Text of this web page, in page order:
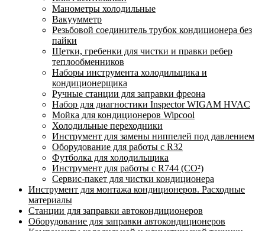
Манометры холодильные
Вакуумметр
Резьбовой соединитель трубок кондиционера без
пайки
Щетки, гребенки для чистки и правки ребер
теплообменников
Наборы инструмента холодильщика и
кондиционерщика
Ручные станции для заправки фреона
Набор для диагностики Inspector WIGAM HVAC
Мойка для кондиционеров Wipcool
Холодильные переходники
Инструмент для замены ниппелей под давлением
Оборудование для работы с R32
Футболка для холодильщика
Инструмент для работы с R744 (CO²)
Сервис-пакет для чистки кондиционера
Инструмент для монтажа кондиционеров. Расходные
материалы
Станции для заправки автокондиционеров
Оборудование для заправки автокондиционеров